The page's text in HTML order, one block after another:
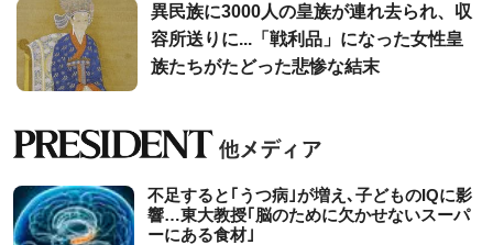
異民族に3000人の皇族が連れ去られ、収
容所送りに...「戦利品」になった女性皇
族たちがたどった悲惨な結末
不足すると｢うつ病｣が増え､子どものIQに影
響…東大教授｢脳のために欠かせないスーパ
ーにある食材｣